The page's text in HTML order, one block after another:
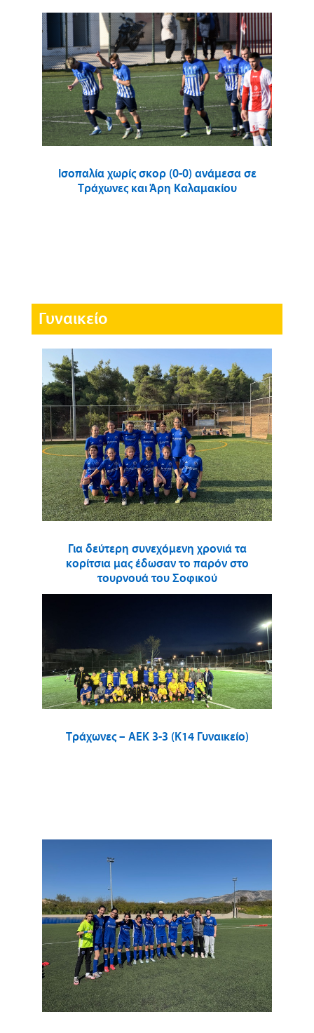
Ισοπαλία χωρίς σκορ (0-0) ανάμεσα σε
Τράχωνες και Άρη Καλαμακίου
Γυναικείο
Για δεύτερη συνεχόμενη χρονιά τα
κορίτσια μας έδωσαν το παρόν στο
τουρνουά του Σοφικού
Τράχωνες – ΑΕΚ 3-3 (Κ14 Γυναικείο)